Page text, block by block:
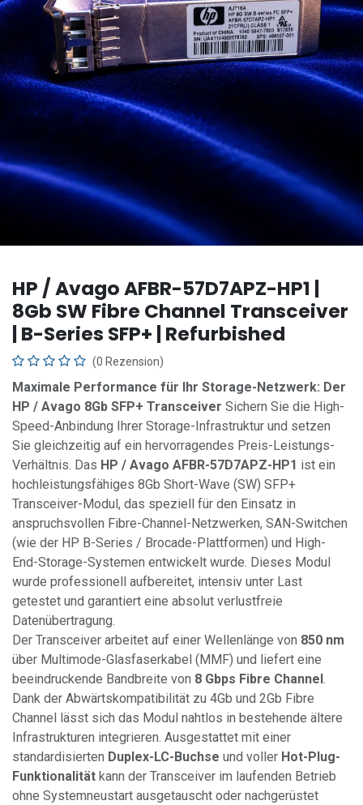
HP / Avago AFBR-57D7APZ-HP1 |
8Gb SW Fibre Channel Transceiver
| B-Series SFP+ | Refurbished
(0 Rezension)
Maximale Performance für Ihr Storage-Netzwerk: Der
HP / Avago 8Gb SFP+ Transceiver Sichern Sie die High-
Speed-Anbindung Ihrer Storage-Infrastruktur und setzen
Sie gleichzeitig auf ein hervorragendes Preis-Leistungs-
Verhältnis. Das HP / Avago AFBR-57D7APZ-HP1 ist ein
hochleistungsfähiges 8Gb Short-Wave (SW) SFP+
Transceiver-Modul, das speziell für den Einsatz in
anspruchsvollen Fibre-Channel-Netzwerken, SAN-Switchen
(wie der HP B-Series / Brocade-Plattformen) und High-
End-Storage-Systemen entwickelt wurde. Dieses Modul
wurde professionell aufbereitet, intensiv unter Last
getestet und garantiert eine absolut verlustfreie
Datenübertragung.
Der Transceiver arbeitet auf einer Wellenlänge von 850 nm
über Multimode-Glasfaserkabel (MMF) und liefert eine
beeindruckende Bandbreite von 8 Gbps Fibre Channel .
Dank der Abwärtskompatibilität zu 4Gb und 2Gb Fibre
Channel lässt sich das Modul nahtlos in bestehende ältere
Infrastrukturen integrieren. Ausgestattet mit einer
standardisierten Duplex-LC-Buchse und voller Hot-Plug-
Funktionalität kann der Transceiver im laufenden Betrieb
ohne Systemneustart ausgetauscht oder nachgerüstet